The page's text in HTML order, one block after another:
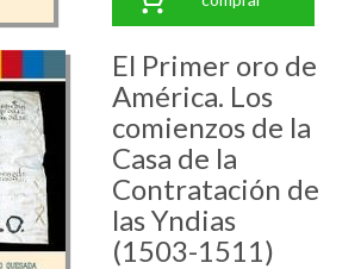
El Primer oro de
América. Los
comienzos de la
Casa de la
Contratación de
las Yndias
(1503-1511)